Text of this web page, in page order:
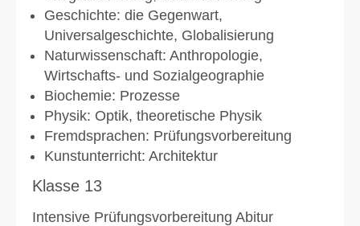
Geschichte: die Gegenwart,
Universalgeschichte, Globalisierung
Naturwissenschaft: Anthropologie,
Wirtschafts- und Sozialgeographie
Biochemie: Prozesse
Physik: Optik, theoretische Physik
Fremdsprachen: Prüfungsvorbereitung
Kunstunterricht: Architektur
Klasse 13
Intensive Prüfungsvorbereitung Abitur